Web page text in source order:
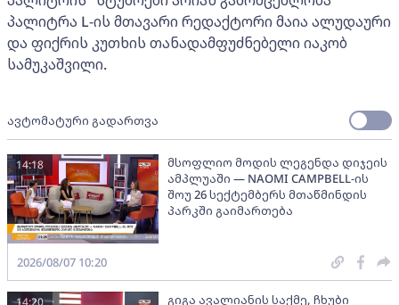
პალიტრა L-ის მთავარი რედაქტორი მაია ალუდაური
და ფიქრის კუთხის თანადამფუძნებელი იაკობ
სამუკაშვილი.
ავტომატური გადართვა
მსოფლიო მოდის ლეგენდა დიჯეის
ამპლუაში — NAOMI CAMPBELL-ის
შოუ 26 სექტემბერს მთაწმინდის
პარკში გაიმართება
14:18
2026/08/07 10:20
გიგა ავალიანის საქმე, ჩხუბი
14:20